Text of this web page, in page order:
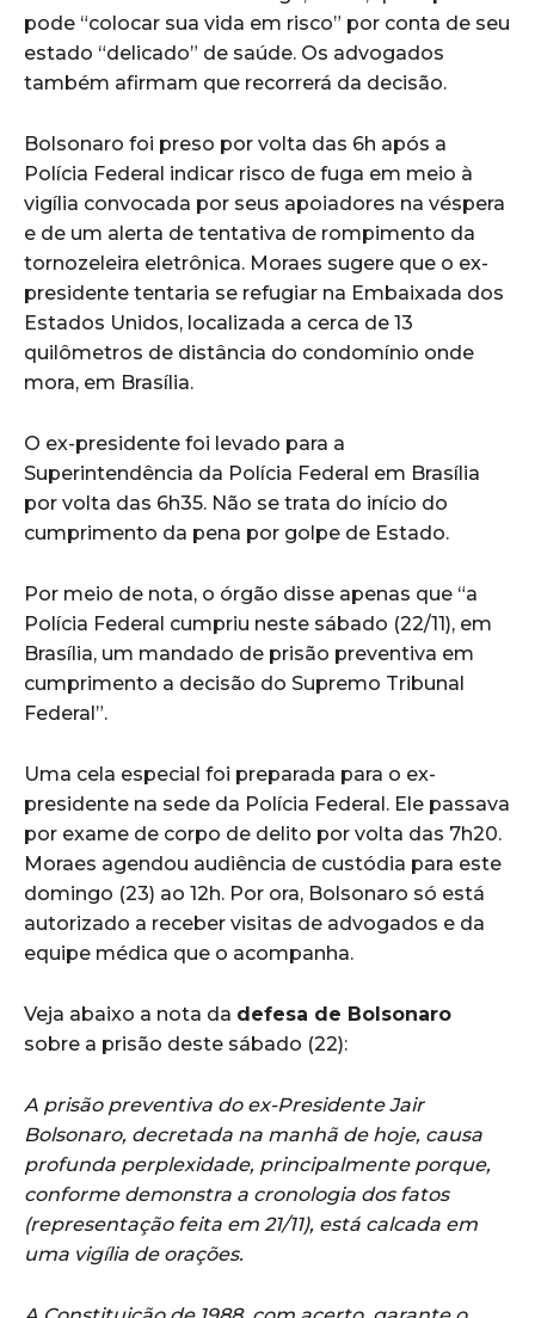
pode “colocar sua vida em risco” por conta de seu
estado “delicado” de saúde. Os advogados
também afirmam que recorrerá da decisão.
Bolsonaro foi preso por volta das 6h após a
Polícia Federal indicar risco de fuga em meio à
vigília convocada por seus apoiadores na véspera
e de um alerta de tentativa de rompimento da
tornozeleira eletrônica. Moraes sugere que o ex-
presidente tentaria se refugiar na Embaixada dos
Estados Unidos, localizada a cerca de 13
quilômetros de distância do condomínio onde
mora, em Brasília.
O ex-presidente foi levado para a
Superintendência da Polícia Federal em Brasília
por volta das 6h35. Não se trata do início do
cumprimento da pena por golpe de Estado.
Por meio de nota, o órgão disse apenas que “a
Polícia Federal cumpriu neste sábado (22/11), em
Brasília, um mandado de prisão preventiva em
cumprimento a decisão do Supremo Tribunal
Federal”.
Uma cela especial foi preparada para o ex-
presidente na sede da Polícia Federal. Ele passava
por exame de corpo de delito por volta das 7h20.
Moraes agendou audiência de custódia para este
domingo (23) ao 12h. Por ora, Bolsonaro só está
autorizado a receber visitas de advogados e da
equipe médica que o acompanha.
Veja abaixo a nota da defesa de Bolsonaro
sobre a prisão deste sábado (22):
A prisão preventiva do ex-Presidente Jair
Bolsonaro, decretada na manhã de hoje, causa
profunda perplexidade, principalmente porque,
conforme demonstra a cronologia dos fatos
(representação feita em 21/11), está calcada em
uma vigília de orações.